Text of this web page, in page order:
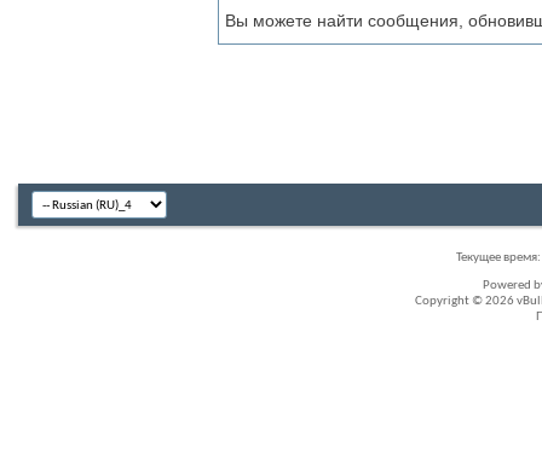
Вы можете найти сообщения,
Текущее время:
Powered
Copyright © 2026